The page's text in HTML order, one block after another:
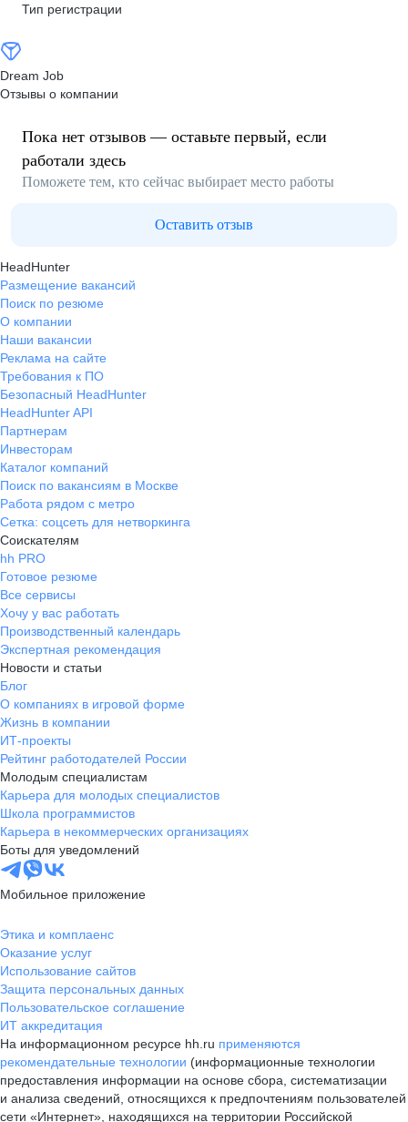
Тип регистрации
Dream Job
Отзывы о компании
Пока нет отзывов — оставьте первый, если
работали здесь
Поможете тем, кто сейчас выбирает место работы
Оставить отзыв
HeadHunter
Размещение вакансий
Поиск по резюме
О компании
Наши вакансии
Реклама на сайте
Требования к ПО
Безопасный HeadHunter
HeadHunter API
Партнерам
Инвесторам
Каталог компаний
Поиск по вакансиям в Москве
Работа рядом с метро
Сетка: соцсеть для нетворкинга
Соискателям
hh PRO
Готовое резюме
Все сервисы
Хочу у вас работать
Производственный календарь
Экспертная рекомендация
Новости и статьи
Блог
О компаниях в игровой форме
Жизнь в компании
ИТ-проекты
Рейтинг работодателей России
Молодым специалистам
Карьера для молодых специалистов
Школа программистов
Карьера в некоммерческих организациях
Боты для уведомлений
Мобильное приложение
Этика и комплаенс
Оказание услуг
Использование сайтов
Защита персональных данных
Пользовательское соглашение
ИТ аккредитация
На информационном ресурсе hh.ru применяются
рекомендательные технологии (информационные технологии
предоставления информации на основе сбора, систематизации
и анализа сведений, относящихся к предпочтениям пользователей
сети «Интернет», находящихся на территории Российской